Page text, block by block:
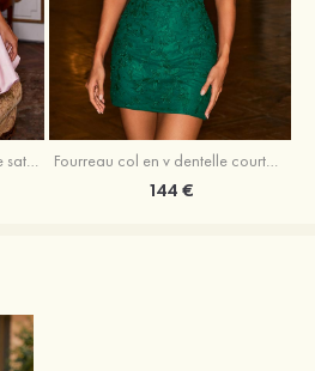
Robe trapèze Robe Princesse satin sans manches courte/mini robe de fête de la rentrée Fourreau col en v dentelle courte/mini robe de fête de la rentré avec perles
144 €